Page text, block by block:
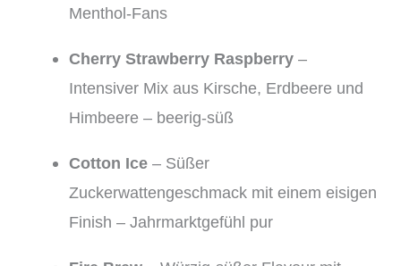
Menthol-Fans
Cherry Strawberry Raspberry –
Intensiver Mix aus Kirsche, Erdbeere und
Himbeere – beerig-süß
Cotton Ice – Süßer
Zuckerwattengeschmack mit einem eisigen
Finish – Jahrmarktgefühl pur